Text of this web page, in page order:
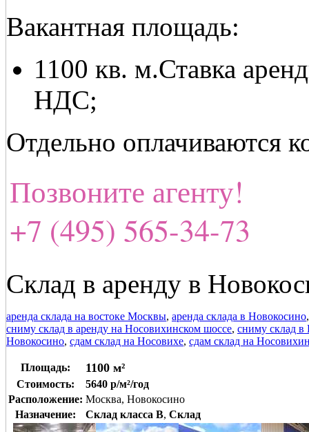
Вакантная площадь:
1100 кв. м.Ставка
НДС;
Отдельно оплачиваются
Позвоните агенту!
+7 (495) 565-34-73
Склад в аренду в
аренда склада на востоке Москвы, аренда склада в Новокосино
сниму склад в аренду на Носовихинском шоссе, сниму склад в
Новокосино, сдам склад на Носовихе, сдам склад на
Площадь: 1100 м²
Стоимость:
5640 р/м²/год
Расположение: Москва, Новокосино
Назначение:
Склад класса B, Склад